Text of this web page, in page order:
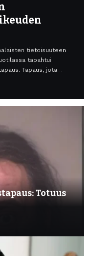
tietoisuuteen
tapahtui
Tapaus, jota…
Totuus